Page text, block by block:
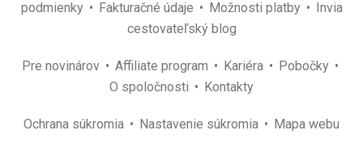
podmienky
Fakturačné údaje Možnosti platby
Invia
cestovateľský blog
Pre novinárov Affiliate program Kariéra
Pobočky
O spoločnosti
Kontakty
Ochrana súkromia Nastavenie súkromia Mapa webu